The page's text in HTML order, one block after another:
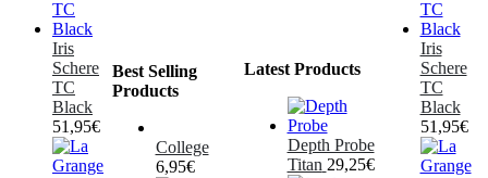
Iris
Schere
TC
Black
51,95€
Best Selling
Products
College
6,95€
Latest Products
Depth Probe
Titan 29,25€
Iris
Schere
TC
Black
51,95€